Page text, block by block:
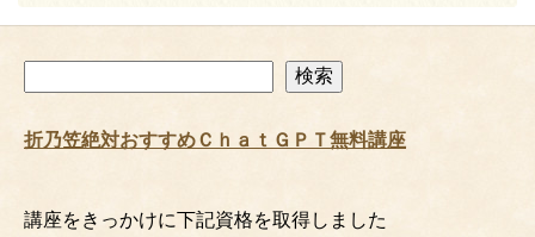
索
検索
折乃笠絶対おすすめＣｈａｔＧＰＴ無料講座
講座をきっかけに下記資格を取得しました